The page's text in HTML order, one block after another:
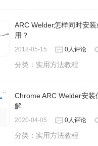
ARC Welder怎样同时安
用？
2018-05-15 0人评论
分类： 实用方法教程
Chrome ARC Welder安
解
2020-04-05 0人评论
分类： 实用方法教程